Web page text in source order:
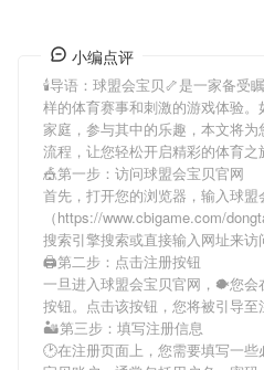
小编点评
🕯导语： 球盟会宝贝🦴是一家备受
样的体育赛事和刺激的游戏体验。
家庭，参与其中的乐趣，本文将为
流程，让您轻松开启精彩的体育之
🎪第一步：访问球盟会宝贝官网
首先，打开您的浏览器，输入球盟
（https://www.cbigame.com/
搜索引擎搜索或直接输入网址来访
🖨第二步：点击注册按钮
一旦进入球盟会宝贝官网，🐡您会
按钮。点击该按钮，您将被引导至
🏜第三步：填写注册信息
🕑在注册页面上，您需要填写一